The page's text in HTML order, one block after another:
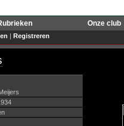
Onze club
| Registreren